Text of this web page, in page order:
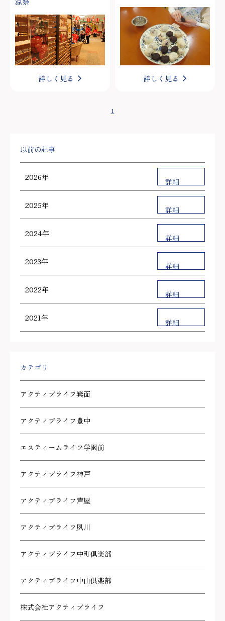
涼祭
詳しく見る 詳しく見る
1
以前の記事
2026年 詳細
2025年 詳細
2024年 詳細
2023年 詳細
2022年 詳細
2021年 詳細
カテゴリ
アクティブライフ箕面
アクティブライフ豊中
エスティームライフ学園前
アクティブライフ神戸
アクティブライフ芦屋
アクティブライフ夙川
アクティブライフ中町倶楽部
アクティブライフ中山倶楽部
株式会社アクティブライフ